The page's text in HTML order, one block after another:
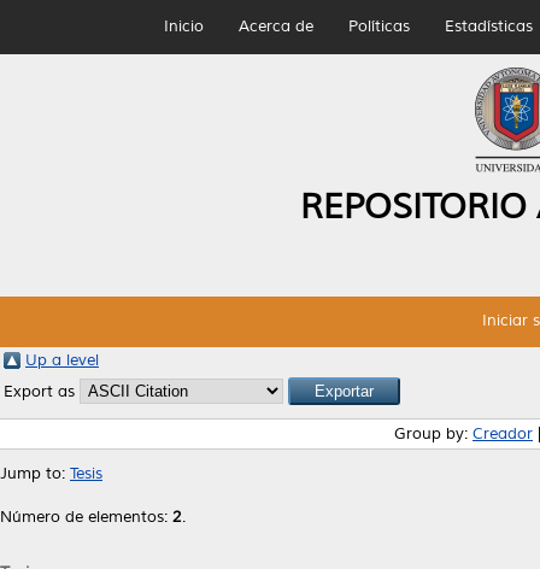
Inicio Acerca de Políticas Estadísticas
Iniciar
Up a level
Export as
Group by: Creador
Jump to: Tesis
Número de elementos: 2.